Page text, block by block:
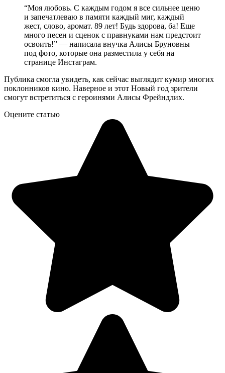
“Моя любовь. С каждым годом я все сильнее ценю
и запечатлеваю в памяти каждый миг, каждый
жест, слово, аромат. 89 лет! Будь здорова, ба! Еще
много песен и сценок с правнуками нам предстоит
освоить!” — написала внучка Алисы Бруновны
под фото, которые она разместила у себя на
странице Инстаграм.
Публика смогла увидеть, как сейчас выглядит кумир многих
поклонников кино. Наверное и этот Новый год зрители
смогут встретиться с героинями Алисы Фрейндлих.
Оцените статью